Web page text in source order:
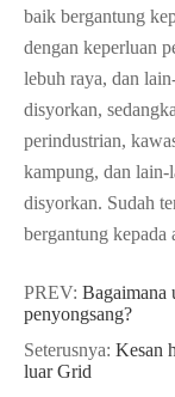
baik bergantung
dengan keperluan
lebuh raya, dan
disyorkan,
perindustrian,
kampung, dan
disyorkan. Sudah
bergantung kepada
PREV: Bagaimana
penyongsang?
Seterusnya: Kesan
luar Grid